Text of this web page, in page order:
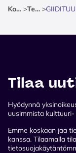
Kotisivu > Teatteri >
Tilaa
Hyödynnä
uusimmista
Emme koskaan jaa
kanssa. Tilaamalla